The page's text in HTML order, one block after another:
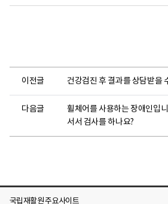
이전글 건강검진 후 결과를 상담받을
다음글
휠체어를 사용하는 장애인입
서서 검사를 하나요?
국립재활원 주요사이트